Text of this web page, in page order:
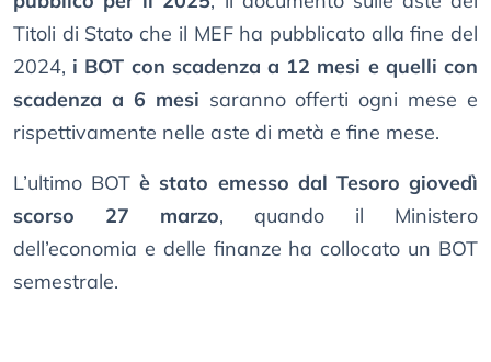
Titoli di Stato che il MEF ha pubblicato alla fine del
2024, i BOT con scadenza a 12 mesi e quelli con
scadenza a 6 mesi saranno offerti ogni mese e
rispettivamente nelle aste di metà e fine mese.
L’ultimo BOTè stato emesso dal Tesoro giovedì
scorso 27 marzo, quando il Ministero
dell’economia e delle finanze ha collocato un BOT
semestrale.